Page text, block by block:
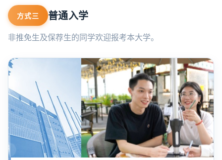
方式三 普通入学
非推免生及保荐生的同学欢迎报考本大学。